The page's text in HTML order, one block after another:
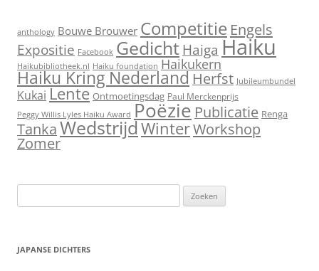
anthology Bouwe Brouwer Competitie Engels
Expositie Facebook Gedicht Haiga Haiku
Haikubibliotheek.nl Haiku foundation Haikukern
Haiku Kring Nederland Herfst Jubileumbundel
Kukai Lente Ontmoetingsdag Paul Merckenprijs
Peggy Willis Lyles Haiku Award Poëzie Publicatie Renga
TankaWedstrijdWinterWorkshop
Zomer
naar:
JAPANSE DICHTERS